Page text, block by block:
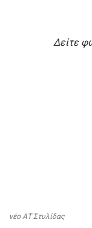
Δείτε
νέο ΑΤ Στυλίδας